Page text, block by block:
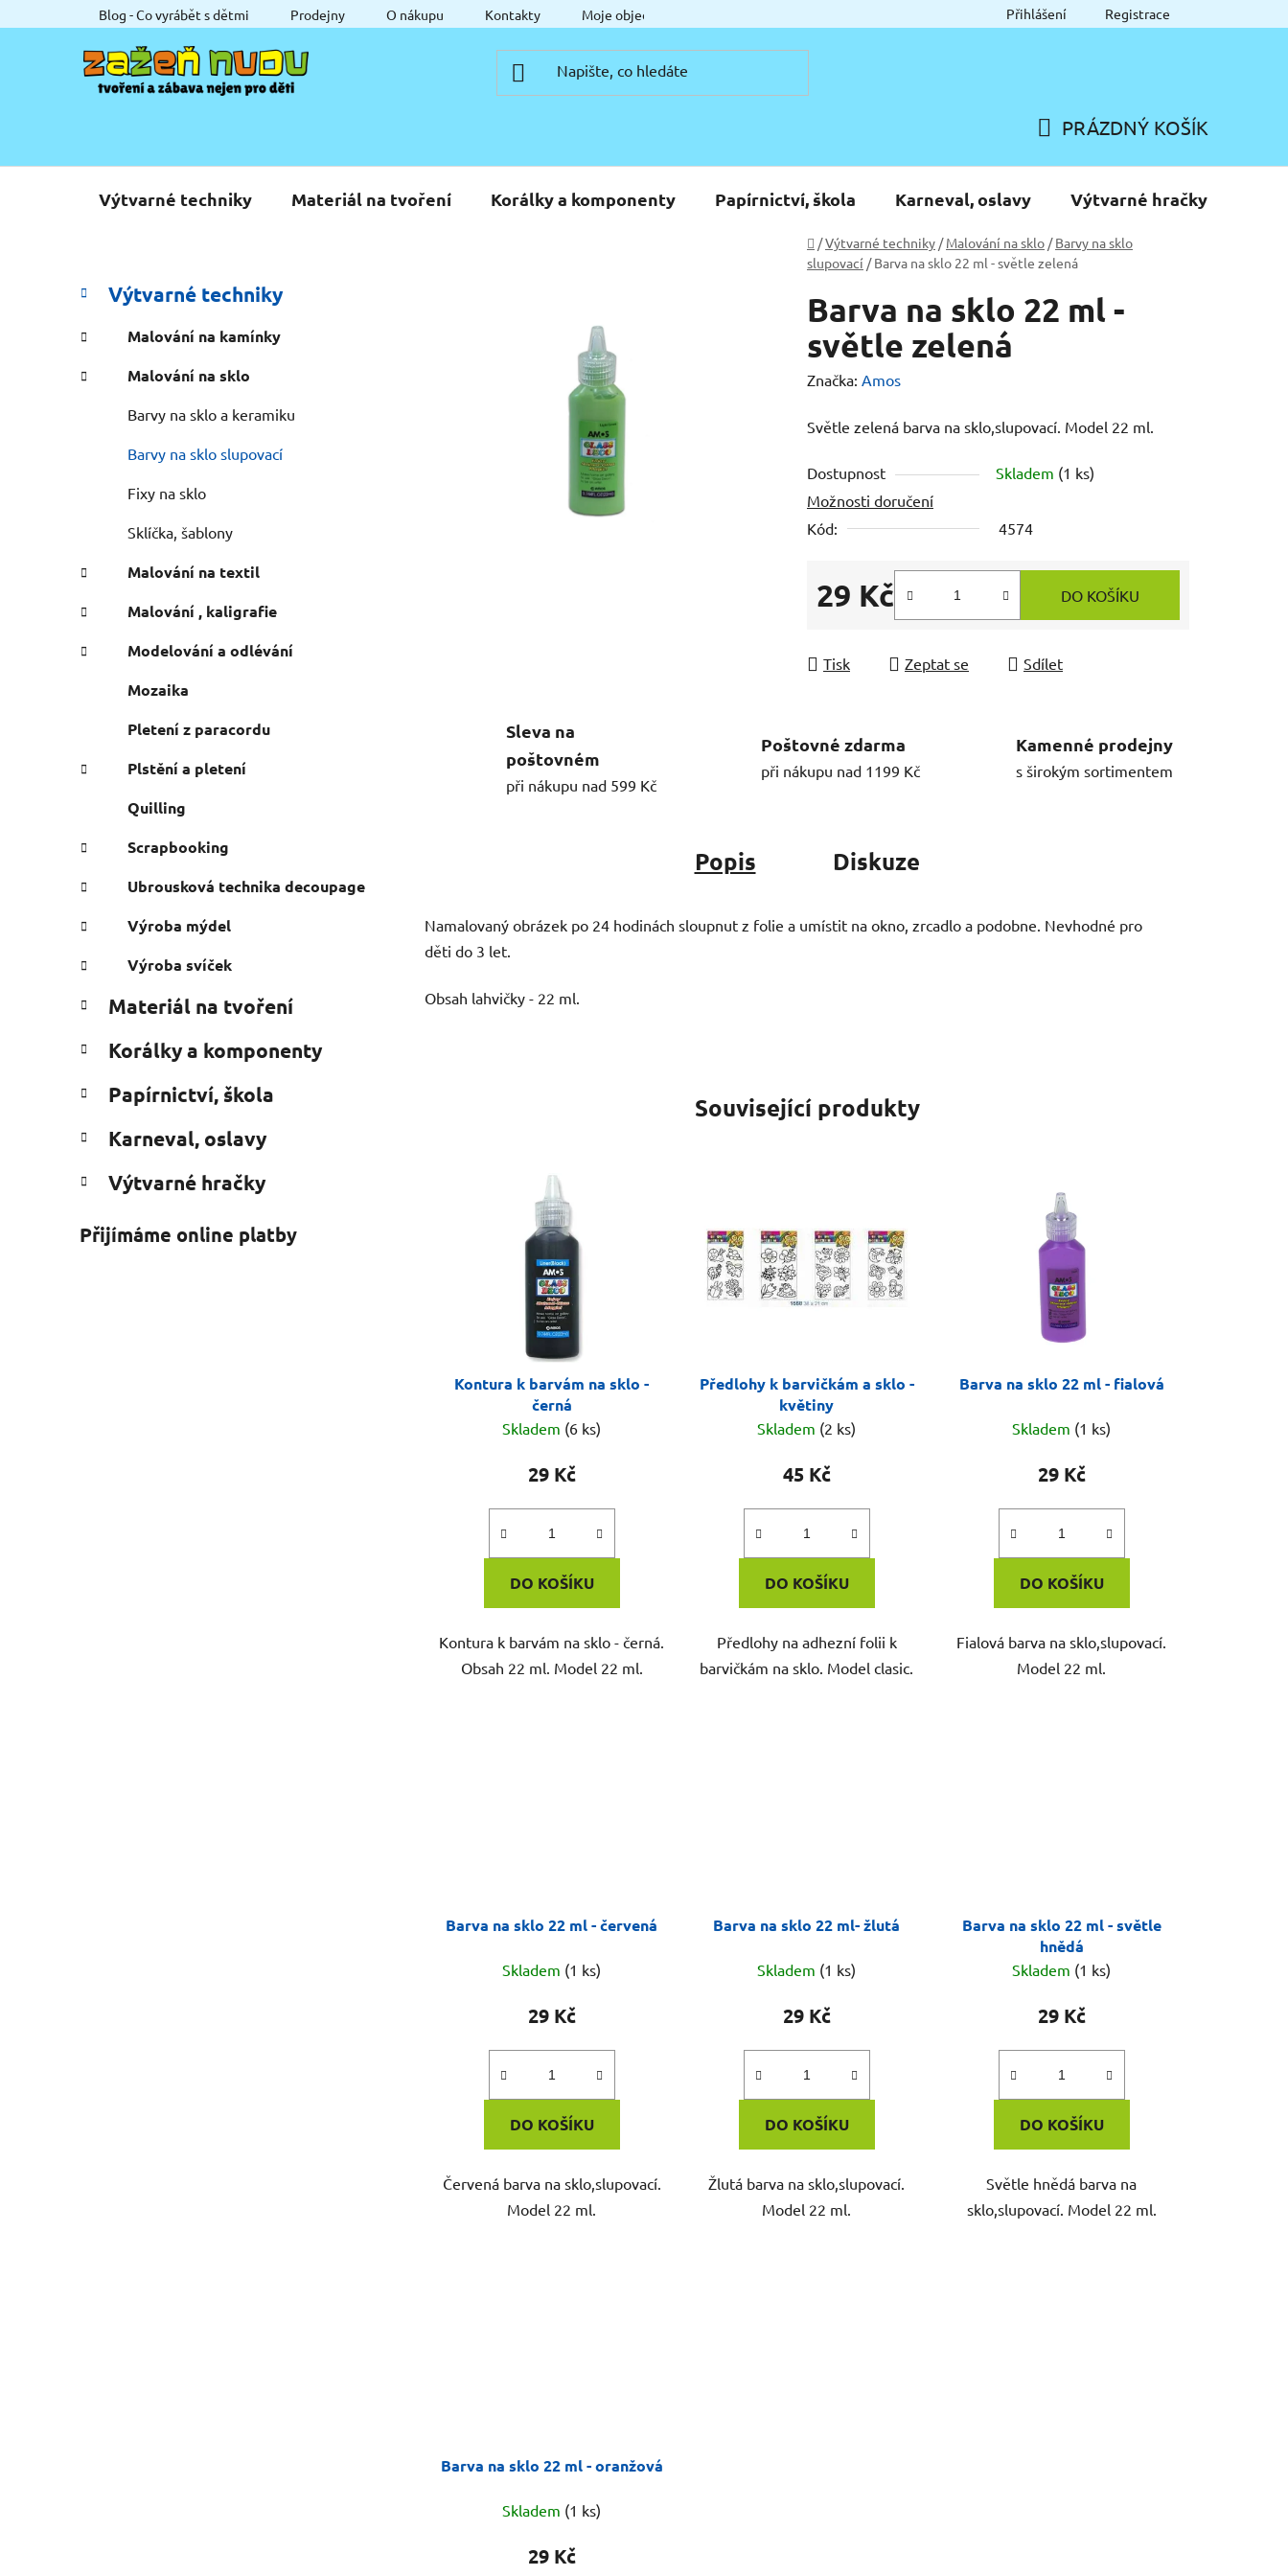
na
Blog - Co vyrábět s dětmi Prodejny O nákupu Kontakty Moje objednávka Přihlášení Registrace
KOŠÍK
PRÁZDNÝ KOŠÍK
Výtvarné techniky Materiál na tvoření Korálky a komponenty Papírnictví, škola Karneval, oslavy Výtvarné hračky
Domů
/Výtvarné techniky / Malování na sklo / Barvy na sklo
slupovací / Barva na sklo 22 ml - světle zelená
P
o
s
r
e
l
Přeskočit
kategorie
K
a
e
g
o
Výtvarné techniky
Malování na kamínky
Malování na sklo
Barvy na sklo a keramiku
Barvy na sklo slupovací
Fixy na sklo
Sklíčka, šablony
Malování na textil
Malování , kaligrafie
Modelování a odlévání
Mozaika
Pletení z paracordu
Plstění a pletení
Quilling
Scrapbooking
Ubrousková technika decoupage
Výroba mýdel
Výroba svíček
Materiál na tvoření
Korálky a komponenty
Papírnictví, škola
Karneval, oslavy
Výtvarné hračky
Přijímáme online platby
Barva na sklo 22 ml -
světle zelená
Značka: Amos
Světle zelená barva na sklo,slupovací. Model 22 ml.
Dostupnost Skladem (1 ks)
Možnosti doručení
Kód:
4574
29 Kč
Měrná cena:
DO KOŠÍKU
Tisk Zeptat se Sdílet
Sleva na
poštovném
při nákupu nad 599 Kč
Poštovné zdarma
při nákupu nad 1199 Kč
Kamenné prodejny
s širokým sortimentem
Popis Diskuze
Namalovaný obrázek po 24 hodinách sloupnut z folie a umístit na okno, zrcadlo a podobne. Nevhodné pro
děti do 3 let.
Obsah lahvičky - 22 ml.
Související produkty
Kontura k barvám na sklo -
černá
Skladem (6 ks)
29 Kč
DO KOŠÍKU
Kontura k barvám na sklo - černá.
Obsah 22 ml. Model 22 ml.
Předlohy k barvičkám a sklo -
květiny
Skladem (2 ks)
45 Kč
DO KOŠÍKU
Předlohy na adhezní folii k
barvičkám na sklo. Model clasic.
Barva na sklo 22 ml - fialová
Skladem (1 ks)
29 Kč
DO KOŠÍKU
Fialová barva na sklo,slupovací.
Model 22 ml.
Barva na sklo 22 ml - červená
Skladem (1 ks)
29 Kč
DO KOŠÍKU
Červená barva na sklo,slupovací.
Model 22 ml.
Barva na sklo 22 ml- žlutá
Skladem (1 ks)
29 Kč
DO KOŠÍKU
Žlutá barva na sklo,slupovací.
Model 22 ml.
Barva na sklo 22 ml - světle
hnědá
Skladem (1 ks)
29 Kč
DO KOŠÍKU
Světle hnědá barva na
sklo,slupovací. Model 22 ml.
Barva na sklo 22 ml - oranžová
Skladem (1 ks)
29 Kč